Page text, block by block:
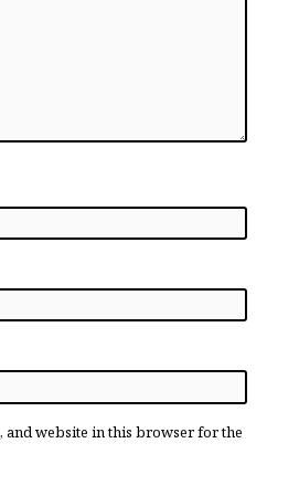
and website in this browser for the